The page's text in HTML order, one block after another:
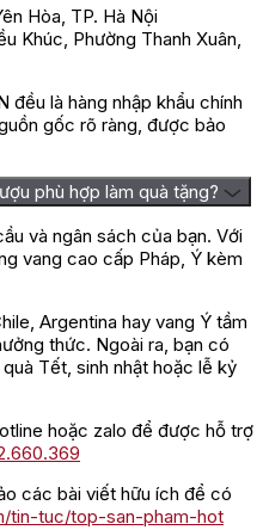
Hòa, TP. Hà Nội
Khúc, Phường Thanh Xuân,
đều là hàng nhập khẩu chính
gốc rõ ràng, được bảo
phù hợp làm quà tặng?
và ngân sách của bạn. Với
vang cao cấp Pháp, Ý kèm
Argentina hay vang Ý tầm
thức. Ngoài ra, bạn có
Tết, sinh nhật hoặc lễ kỷ
hoặc zalo để được hỗ trợ
các bài viết hữu ích để có
tin-tuc/top-san-pham-hot